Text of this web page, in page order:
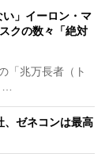
い」イーロン・マ
クの数々「絶対
「兆万長者（ト
、ゼネコンは最高